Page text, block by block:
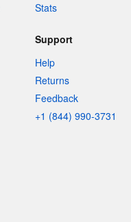
Stats
Support
Help
Returns
Feedback
+1 (844) 990-3731